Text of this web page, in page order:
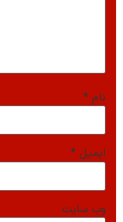
نام *
ایمیل *
وب‌ سایت